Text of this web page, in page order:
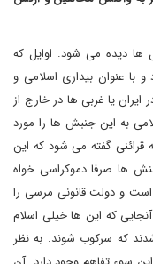
ها دیده می شود. اوایل که
با عنوان بیداری اسلامی و
یا غربی ها در خارج از
به این جنبش ها را مورد
قرائنی گفته می شود که این
ها صرفا دموکراسی خواه
است و دولت قانونی مرسی را
که این ها خیلی اسلام
که سرکوب شوند. به نظر